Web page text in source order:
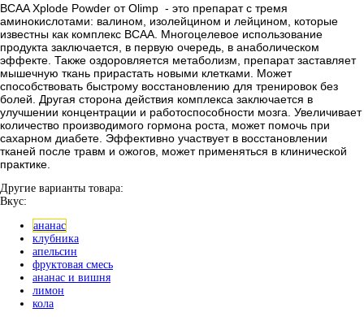
BCAA Xplode Powder от Olimp - это препарат с тремя
аминокислотами: валином, изолейцином и лейцином, которые
известны как комплекс ВСАА. Многоцелевое использование
продукта заключается, в первую очередь, в анаболическом
эффекте. Также оздоровляется метаболизм, препарат заставляет
мышечную ткань прирастать новыми клетками. Может
способствовать быстрому восстановлению для тренировок без
болей. Другая сторона действия комплекса заключается в
улучшении концентрации и работоспособности мозга. Увеличивает
количество производимого гормона роста, может помочь при
сахарном диабете. Эффективно участвует в восстановлении
тканей после травм и ожогов, может применяться в клинической
практике.
Другие варианты товара:
Вкус:
ананас
клубника
апельсин
фруктовая смесь
ананас и вишня
лимон
кола